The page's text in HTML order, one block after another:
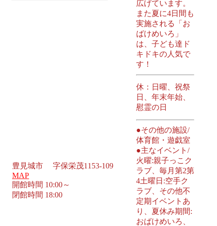
広げています。
また夏に4日間も
実施される「お
ばけめいろ」
は、子ども達ド
キドキの人気で
す！
休：日曜、祝祭
日、年末年始、
慰霊の日
豊見城市 字保栄茂1153-109
MAP
開館時間 10:00～
閉館時間 18:00
●その他の施設/
体育館・遊戯室
●主なイベント/
火曜:親子っこク
ラブ、毎月第2第
4土曜日:空手ク
ラブ、その他不
定期イベントあ
り、夏休み期間:
おばけめいろ、